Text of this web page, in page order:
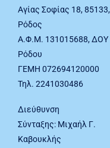
Αγίας Σοφίας 18, 85133,
Ρόδος
Α.Φ.Μ. 131015688, ΔΟΥ
Ρόδου
ΓΕΜΗ 072694120000
Τηλ. 2241030486
Διεύθυνση
Σύνταξης: Μιχαήλ Γ.
Καβουκλής